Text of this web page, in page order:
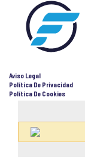
Aviso Legal
Política De Privacidad
Política De Cookies